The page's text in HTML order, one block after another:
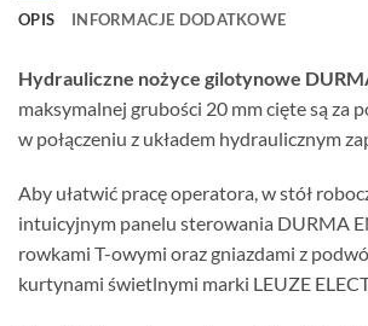
OPIS INFORMACJE DODATKOWE
Hydrauliczne nożyce gilotynowe
maksymalnej grubości 20 mm cięte są za
w połączeniu z układem hydraulicznym
Aby ułatwić pracę operatora, w stół
intuicyjnym panelu sterowania DURMA
rowkami T-owymi oraz gniazdami z
kurtynami świetlnymi marki LEUZE